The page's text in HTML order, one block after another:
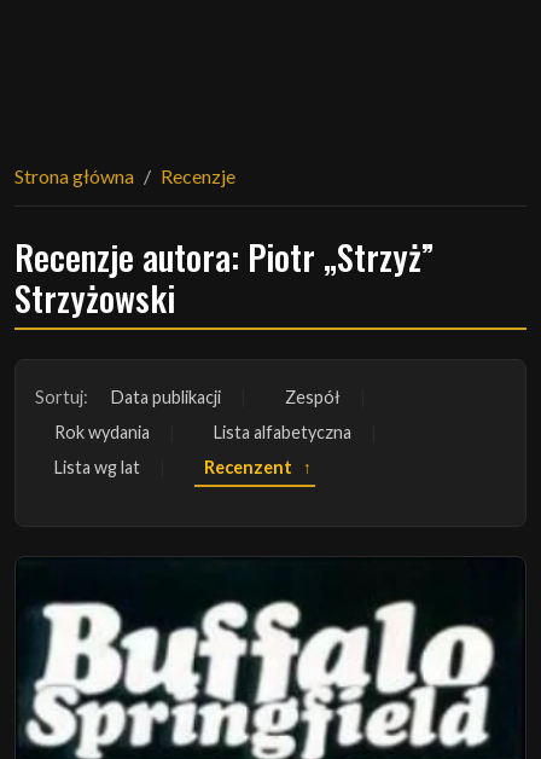
Strona główna Recenzje
Recenzje autora: Piotr „Strzyż”
Strzyżowski
Sortuj: Data publikacji
Zespół
Rok wydania
Lista alfabetyczna
Lista wg lat
Recenzent